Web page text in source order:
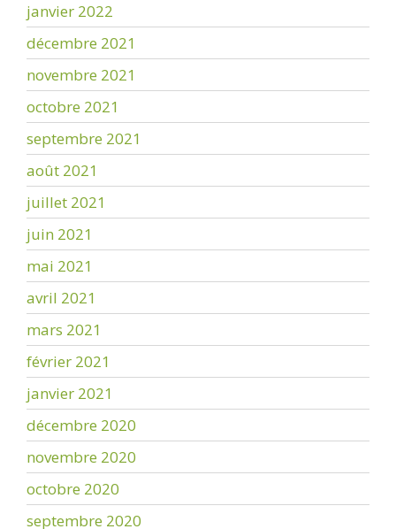
janvier 2022
décembre 2021
novembre 2021
octobre 2021
septembre 2021
août 2021
juillet 2021
juin 2021
mai 2021
avril 2021
mars 2021
février 2021
janvier 2021
décembre 2020
novembre 2020
octobre 2020
septembre 2020